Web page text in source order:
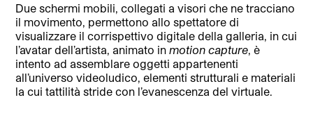
Due schermi mobili, collegati a visori che ne tracciano
il movimento, permettono allo spettatore di
visualizzare il corrispettivo digitale della galleria, in cui
l’avatar dell’artista, animato inmotion capture , è
intento ad assemblare oggetti appartenenti
all’universo videoludico, elementi strutturali e materiali
la cui tattilità stride con l’evanescenza del virtuale.